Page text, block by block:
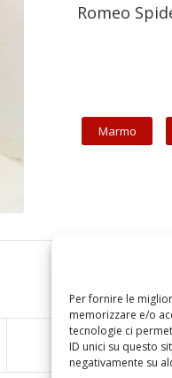
Per fornire le
memorizzare e/o
tecnologie ci
ID unici su questo
negativamente su
Romeo
Marmo